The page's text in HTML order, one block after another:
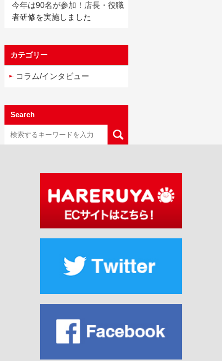
今年は90名が参加！店長・役職
者研修を実施しました
カテゴリー
コラム/インタビュー
Search